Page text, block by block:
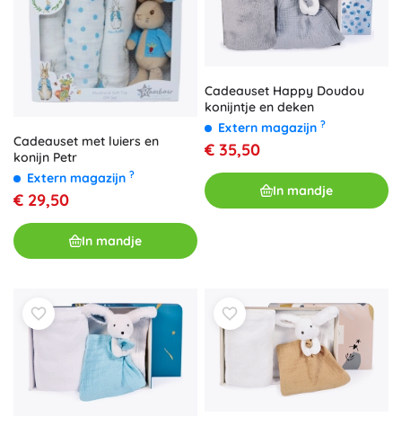
Cadeauset met luiers en
konijn Petr
Extern magazijn ?
€ 29,50
In mandje
Cadeauset Happy Doudou
konijntje en deken
Extern magazijn ?
€ 35,50
In mandje